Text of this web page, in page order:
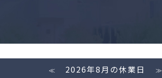
≪ 2026年8月の休業日 ≫